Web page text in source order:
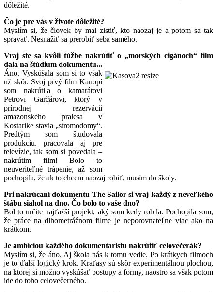
dôležité.
Čo je pre vás v živote dôležité?
Myslím si, že človek by mal zistiť, kto naozaj je a potom sa tak
správať. Nesnažiť sa prerobiť seba samého.
Vraj ste sa kvôli túžbe nakrútiť o „morských cigánoch“ film
dala na štúdium dokumentu...
Áno. Vyskúšala som si to však
už skôr. Svoj prvý film Kanopí
som nakrútila o kamarátovi
Petrovi Garčárovi, ktorý v
prírodnej rezervácii
amazonského pralesa v
Kostarike stavia „stromodomy“.
Predtým som študovala
produkciu, pracovala aj pre
televízie, tak som si povedala –
nakrútim film! Bolo to
neuveriteľné trápenie, až som
pochopila, že ak to chcem naozaj robiť, musím do školy.
Pri nakrúcaní dokumentu The Sailor si vraj každý z neveľkého
štábu siahol na dno. Čo bolo to vaše dno?
Bol to určite najťažší projekt, aký som kedy robila. Pochopila som,
že práce na dlhometrážnom filme je neporovnateľne viac ako na
krátkom.
Je ambíciou každého dokumentaristu nakrútiť celovečerák?
Myslím si, že áno. Aj škola nás k tomu vedie. Po krátkych filmoch
je to ďalší logický krok. Kraťasy sú skôr experimentálnou plochou,
na ktorej si možno vyskúšať postupy a formy, naostro sa však potom
ide do toho celovečerného.